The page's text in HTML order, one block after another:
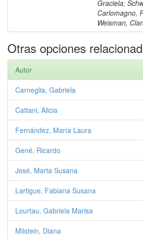
Graciela;
Carlomagno,
Weisman,
Otras opciones
Autor
Carneglia, Gabriela
Cattani, Alicia
Fernández, María Laura
Gené, Ricardo
José, Marta Susana
Lartigue, Fabiana Susana
Lourtau, Gabriela Marisa
Milstein, Diana